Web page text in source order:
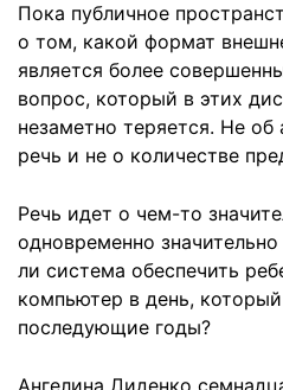
Пока публичное
о том, какой формат
является более
вопрос, который в этих
незаметно теряется. Не об
речь и не о количестве
Речь идет о чем-то
одновременно
ли система обеспечить
компьютер в день,
последующие годы?
Ангелина Диденко